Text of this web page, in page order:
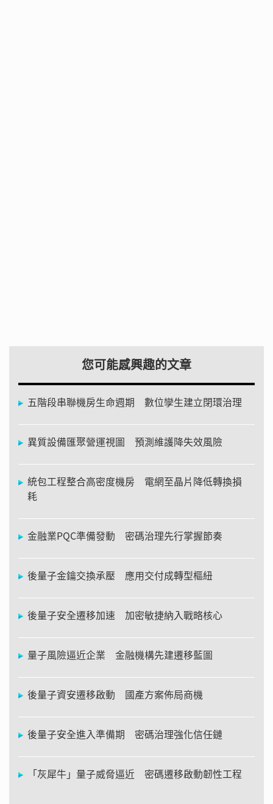
您可能感興趣的文章
五階段串聯機房生命週期 數位孿生建立閉環治理
異質設備匯聚營運視圖 預測維護降失效風險
統包工程整合高密度機房 電網至晶片降低轉換損
耗
金融業PQC準備發動 密碼治理先行掌握節奏
後量子金鑰交換承壓 應用交付成轉型樞紐
後量子安全遷移加速 加密敏捷納入戰略核心
量子風險逼近企業 金融機構先建遷移藍圖
後量子資安遷移啟動 國產方案佈局商機
後量子安全進入準備期 密碼治理強化信任鏈
「灰犀牛」量子威脅逼近 密碼遷移啟動韌性工程